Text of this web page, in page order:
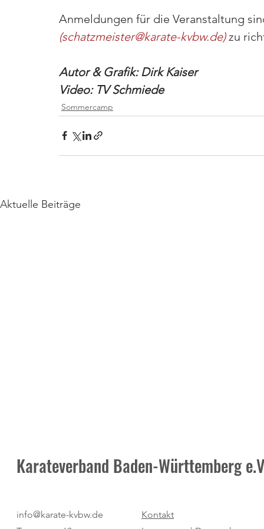
Anmeldungen für die Veranstaltung
(schatzmeister@karate-kvbw.de) zu
Autor & Grafik: Dirk Kaiser
Video: TV Schmiede
Sommercamp
Aktuelle Beiträge
"Bestes Sommercamp in der
Karateverband Baden-Württemberg
info@karate-kvbw.de
Kontakt